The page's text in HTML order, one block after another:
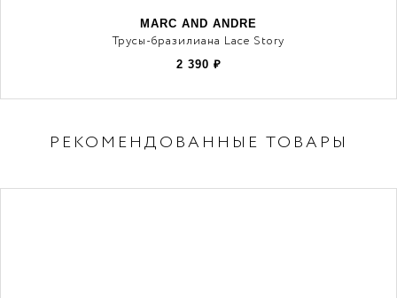
MARC AND ANDRE
Трусы-бразилиана Lace Story
2 390 ₽
РЕКОМЕНДОВАННЫЕ ТОВАРЫ